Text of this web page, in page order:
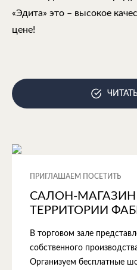
«Эдита» это – высокое
цене!
ПРИГЛАШАЕМ ПОСЕТИТЬ
САЛОН-
ТЕРРИТОРИИ
В торговом зале
собственного
Организуем бесплатные